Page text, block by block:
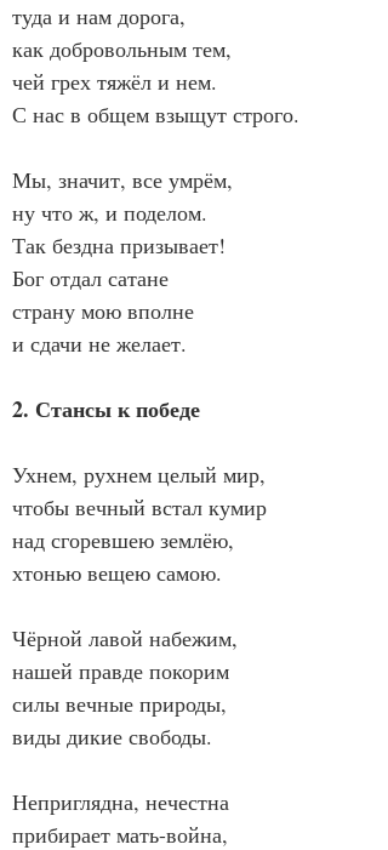
туда и нам дорога,
как добровольным тем,
чей грех тяжёл и нем.
С нас в общем взыщут строго.
Мы, значит, все умрём,
ну что ж, и поделом.
Так бездна призывает!
Бог отдал сатане
страну мою вполне
и сдачи не желает.
2. Стансы к победе
Ухнем, рухнем целый мир,
чтобы вечный встал кумир
над сгоревшею землёю,
хтонью вещею самою.
Чёрной лавой набежим,
нашей правде покорим
силы вечные природы,
виды дикие свободы.
Неприглядна, нечестна
прибирает мать-война,